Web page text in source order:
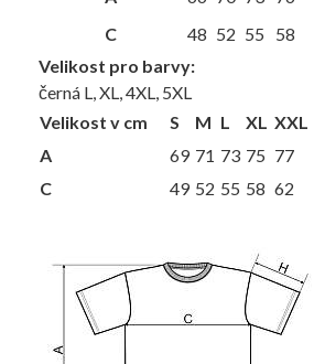
C
48 52 55 58
Velikost pro barvy:
černá L, XL, 4XL, 5XL
Velikost v cm
S M L XL XXL
A
69 71 73 75 77
C
49 52 55 58 62